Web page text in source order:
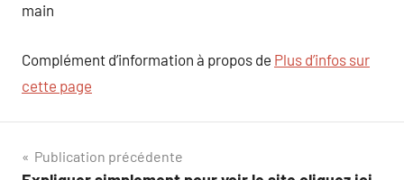
main
Complément d’information à propos de Plus d’infos sur
cette page
Navigation
Publication précédente